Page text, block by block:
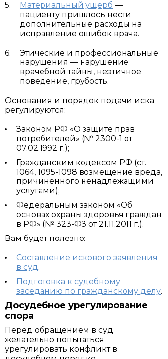
Материальный ущерб —
пациенту пришлось нести
дополнительные расходы на
исправление ошибок врача.
Этические и профессиональные
нарушения — нарушение
врачебной тайны, неэтичное
поведение, грубость.
Основания и порядок подачи иска
регулируются:
Законом РФ «О защите прав
потребителей» (№ 2300-1 от
07.02.1992 г.);
Гражданским кодексом РФ (ст.
1064, 1095-1098 возмещение вреда,
причиненного ненадлежащими
услугами);
Федеральным законом «Об
основах охраны здоровья граждан
в РФ» (№ 323-ФЗ от 21.11.2011 г.).
Вам будет полезно:
Составление искового заявления
в суд.
Подготовка к судебному
заседанию по гражданскому делу.
Досудебное урегулирование
спора
Перед обращением в суд
желательно попытаться
урегулировать конфликт в